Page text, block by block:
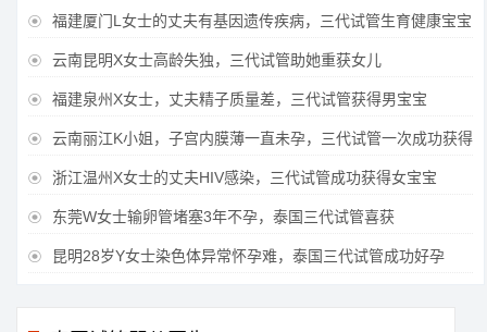
 福建厦门L女士的丈夫有基因遗传疾病，三代试管生育健康宝宝
 云南昆明X女士高龄失独，三代试管助她重获女儿
 福建泉州X女士，丈夫精子质量差，三代试管获得男宝宝
 云南丽江K小姐，子宫内膜薄一直未孕，三代试管一次成功获得
 浙江温州X女士的丈夫HIV感染，三代试管成功获得女宝宝
 东莞W女士输卵管堵塞3年不孕，泰国三代试管喜获
 昆明28岁Y女士染色体异常怀孕难，泰国三代试管成功好孕